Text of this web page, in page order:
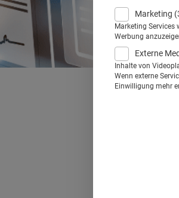
Marketing
Marketing
Werbung
Externe
Inhalte von
Wenn externe
Einwilligung mehr